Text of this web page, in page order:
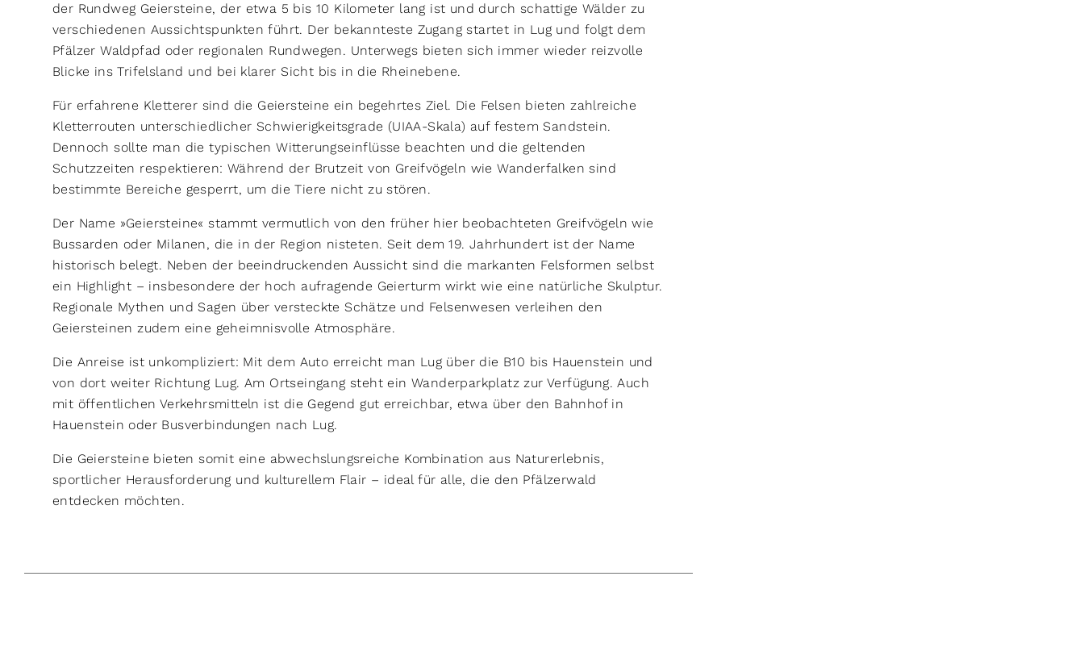
der Rundweg Geiersteine, der etwa 5 bis 10 Kilometer lang ist und durch schattige Wälder zu
verschiedenen Aussichtspunkten führt. Der bekannteste Zugang startet in Lug und folgt dem
Pfälzer Waldpfad oder regionalen Rundwegen. Unterwegs bieten sich immer wieder reizvolle
Blicke ins Trifelsland und bei klarer Sicht bis in die Rheinebene.
Für erfahrene Kletterer sind die Geiersteine ein begehrtes Ziel. Die Felsen bieten zahlreiche
Kletterrouten unterschiedlicher Schwierigkeitsgrade (UIAA-Skala) auf festem Sandstein.
Dennoch sollte man die typischen Witterungseinflüsse beachten und die geltenden
Schutzzeiten respektieren: Während der Brutzeit von Greifvögeln wie Wanderfalken sind
bestimmte Bereiche gesperrt, um die Tiere nicht zu stören.
Der Name »Geiersteine« stammt vermutlich von den früher hier beobachteten Greifvögeln wie
Bussarden oder Milanen, die in der Region nisteten. Seit dem 19. Jahrhundert ist der Name
historisch belegt. Neben der beeindruckenden Aussicht sind die markanten Felsformen selbst
ein Highlight – insbesondere der hoch aufragende Geierturm wirkt wie eine natürliche Skulptur.
Regionale Mythen und Sagen über versteckte Schätze und Felsenwesen verleihen den
Geiersteinen zudem eine geheimnisvolle Atmosphäre.
Die Anreise ist unkompliziert: Mit dem Auto erreicht man Lug über die B10 bis Hauenstein und
von dort weiter Richtung Lug. Am Ortseingang steht ein Wanderparkplatz zur Verfügung. Auch
mit öffentlichen Verkehrsmitteln ist die Gegend gut erreichbar, etwa über den Bahnhof in
Hauenstein oder Busverbindungen nach Lug.
Die Geiersteine bieten somit eine abwechslungsreiche Kombination aus Naturerlebnis,
sportlicher Herausforderung und kulturellem Flair – ideal für alle, die den Pfälzerwald
entdecken möchten.